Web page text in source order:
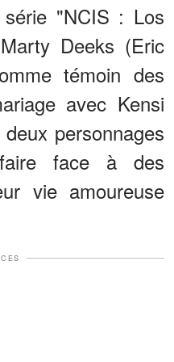
"NCIS : Los
Deeks (Eric
témoin des
avec Kensi
personnages
face à des
vie amoureuse